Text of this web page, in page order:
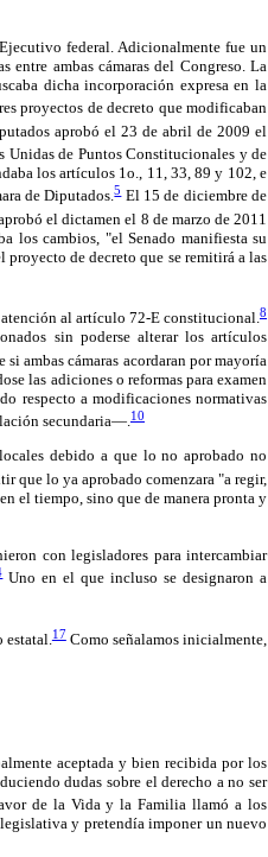
federal. Adicionalmente fue un
ambas cámaras del Congreso. La
dicha incorporación expresa en la
proyectos de decreto que modificaban
aprobó el 23 de abril de 2009 el
de Puntos Constitucionales y de
los artículos 1o., 11, 33, 89 y 102, e
de Diputados.5El 15 de diciembre de
el dictamen el 8 de marzo de 2011
los cambios, "el Senado manifiesta su
proyecto de decreto que se remitirá a las
al artículo 72-E constitucional.8
sin poderse alterar los artículos
ambas cámaras acordaran por mayoría
las adiciones o reformas para examen
respecto a modificaciones normativas
secundaria—.10
debido a que lo no aprobado no
que lo ya aprobado comenzara "a regir,
el tiempo, sino que de manera pronta y
con legisladores para intercambiar
Uno en el que incluso se designaron a
estatal.17Como señalamos inicialmente,
aceptada y bien recibida por los
dudas sobre el derecho a no ser
de la Vida y la Familia llamó a los
y pretendía imponer un nuevo